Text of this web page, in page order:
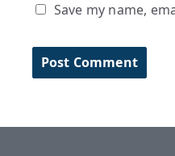
Save my name,